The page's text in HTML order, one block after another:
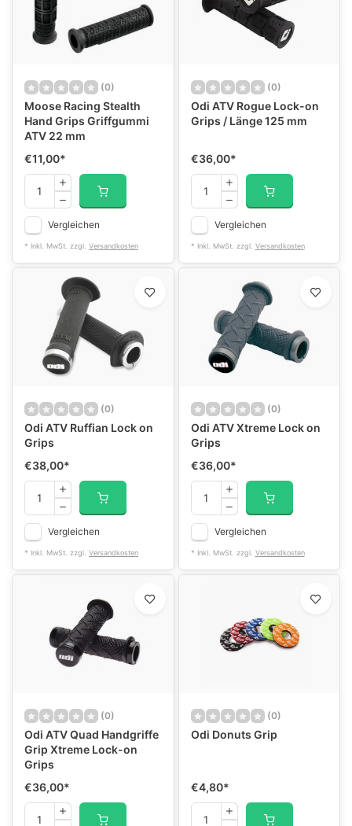
(0)
Moose Racing Stealth
Hand Grips Griffgummi
ATV 22 mm
€11,00*
Vergleichen
* Inkl. MwSt. zzgl. Versandkosten
(0)
Odi ATV Rogue Lock-on
Grips / Länge 125 mm
€36,00*
Vergleichen
* Inkl. MwSt. zzgl. Versandkosten
(0)
Odi ATV Ruffian Lock on
Grips
€38,00*
Vergleichen
* Inkl. MwSt. zzgl. Versandkosten
(0)
Odi ATV Xtreme Lock on
Grips
€36,00*
Vergleichen
* Inkl. MwSt. zzgl. Versandkosten
(0)
Odi ATV Quad Handgriffe
Grip Xtreme Lock-on
Grips
€36,00*
(0)
Odi Donuts Grip
€4,80*